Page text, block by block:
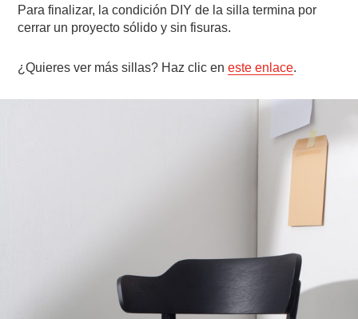
Para finalizar, la condición DIY de la silla termina por
cerrar un proyecto sólido y sin fisuras.
¿Quieres ver más sillas? Haz clic eneste enlace.